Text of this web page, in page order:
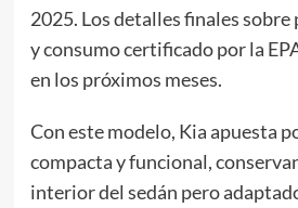
2025. Los detalles finales sobre
y consumo certificado por la
en los próximos meses.
Con este modelo, Kia apuesta
compacta y funcional,
interior del sedán pero